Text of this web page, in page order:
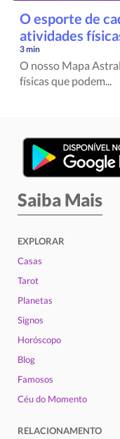
O esporte de
atividades
3 min
O nosso Mapa
físicas que podem...
Saiba Mais
EXPLORAR
Casas
Tarot
Planetas
Signos
Horóscopo
Blog
Famosos
Céu do Momento
RELACIONAMENTO